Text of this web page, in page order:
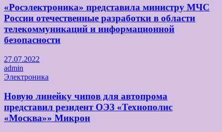
«Росэлектроника» представила министру МЧС
России отечественные разработки в области
телекоммуникаций и информационной
безопасности
27.07.2022
admin
Электроника
Новую линейку чипов для автопрома
представил резидент ОЭЗ «Технополис
«Москва»» Микрон